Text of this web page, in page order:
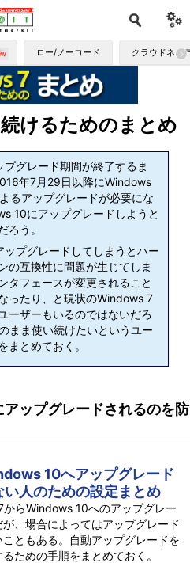
ロー/ノーコード クラウドネイ
けるためのまとめ
グレード期間が終了するま
年7月29日以降にWindows
るアップグレードが必要にな
10にアップグレードしようと
ろう。
プグレードしてしまうとハー
の互換性に問題が生じてしま
タフェースが変更されること
ったり、と現状のWindows 7
ーザーもいるのではないだろ
まま使い続けたいというユー
まとめておく。
ップグレードされるのを防
10へアップグレード
い人のための設定まとめ
らWindows 10へのアップグレー
が、場合によってはアップグレード
こともある。自動アップグレードを
ための手順をまとめておく。